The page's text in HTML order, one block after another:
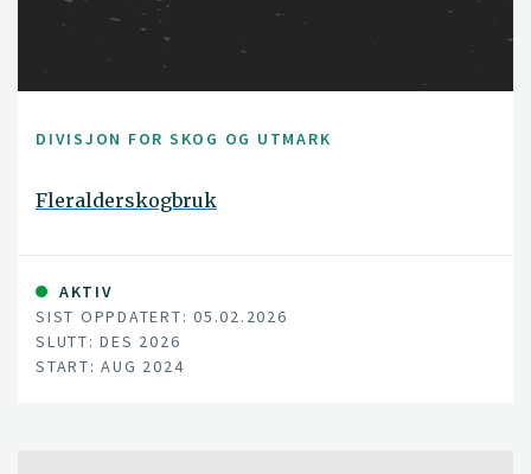
DIVISJON FOR SKOG OG UTMARK
Fleralderskogbruk
AKTIV
SIST OPPDATERT: 05.02.2026
SLUTT: DES 2026
START: AUG 2024